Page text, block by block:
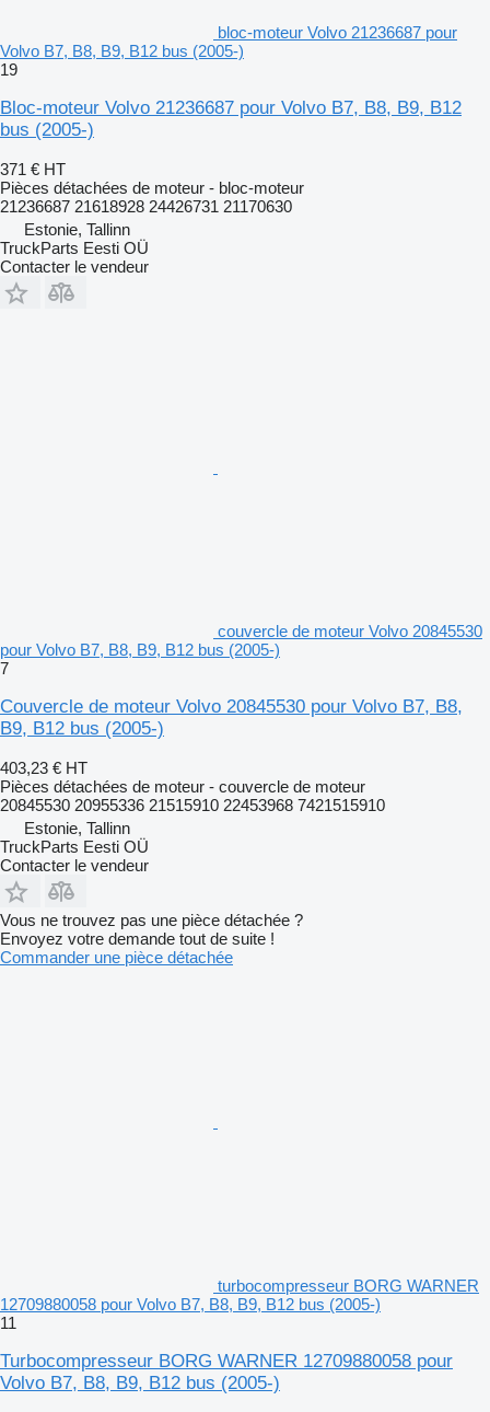
bloc-moteur Volvo 21236687 pour
Volvo B7, B8, B9, B12 bus (2005-)
19
Bloc-moteur Volvo 21236687 pour Volvo B7, B8, B9, B12
bus (2005-)
371 € HT
Pièces détachées de moteur - bloc-moteur
21236687 21618928 24426731 21170630
Estonie, Tallinn
TruckParts Eesti OÜ
Contacter le vendeur
couvercle de moteur Volvo 20845530
pour Volvo B7, B8, B9, B12 bus (2005-)
7
Couvercle de moteur Volvo 20845530 pour Volvo B7, B8,
B9, B12 bus (2005-)
403,23 € HT
Pièces détachées de moteur - couvercle de moteur
20845530 20955336 21515910 22453968 7421515910
Estonie, Tallinn
TruckParts Eesti OÜ
Contacter le vendeur
Vous ne trouvez pas une pièce détachée ?
Envoyez votre demande tout de suite !
Commander une pièce détachée
turbocompresseur BORG WARNER
12709880058 pour Volvo B7, B8, B9, B12 bus (2005-)
11
Turbocompresseur BORG WARNER 12709880058 pour
Volvo B7, B8, B9, B12 bus (2005-)